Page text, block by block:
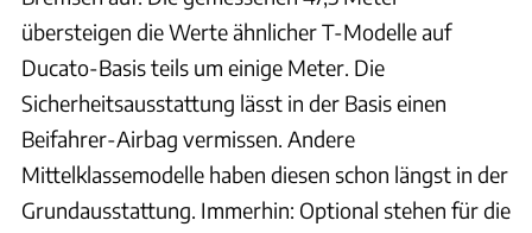
übersteigen die Werte ähnlicher T-Modelle auf
Ducato-Basis teils um einige Meter. Die
Sicherheitsausstattung lässt in der Basis einen
Beifahrer-Airbag vermissen. Andere
Mittelklassemodelle haben diesen schon längst in der
Grundausstattung. Immerhin: Optional stehen für die